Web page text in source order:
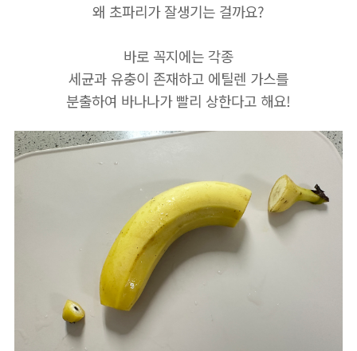
왜 초파리가 잘생기는 걸까요?
바로 꼭지에는 각종
세균과 유충이 존재하고 에틸렌 가스를
분출하여 바나나가 빨리 상한다고 해요!